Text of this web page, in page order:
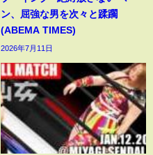
ン、屈強な男を次々と蹂躙
(ABEMA TIMES)
2026年7月11日